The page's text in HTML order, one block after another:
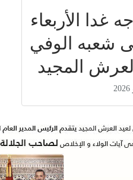
غدا الأربعاء
شعبه الوفي
المجيد